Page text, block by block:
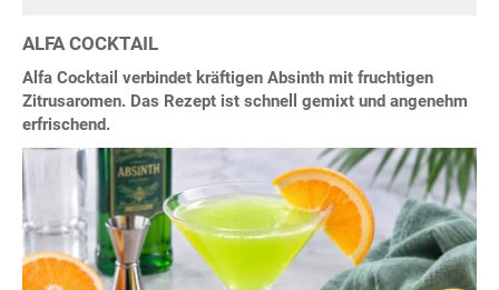
ALFA COCKTAIL
Alfa Cocktail verbindet kräftigen Absinth mit fruchtigen
Zitrusaromen. Das Rezept ist schnell gemixt und angenehm
erfrischend.